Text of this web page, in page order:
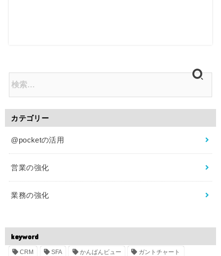
カテゴリー
@pocketの活用
営業の強化
業務の強化
keyword
CRM SFA かんばんビュー ガントチャート